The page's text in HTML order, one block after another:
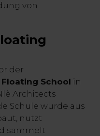
von
der
School in
Architects
Schule wurde aus
nutzt
sammelt